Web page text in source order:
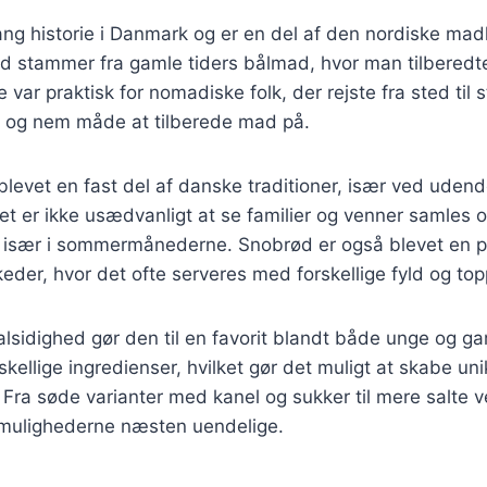
historie i Danmark og er en del af den nordiske
stammer fra gamle tiders bålmad, hvor man
var praktisk for nomadiske folk, der rejste fra sted til
nem måde at tilberede mad på.
en fast del af danske traditioner, især ved
er ikke usædvanligt at se familier og venner samles
i sommermånederne. Snobrød er også blevet en
hvor det ofte serveres med forskellige fyld og
gør den til en favorit blandt både unge og
ingredienser, hvilket gør det muligt at skabe
søde varianter med kanel og sukker til mere salte
næsten uendelige.